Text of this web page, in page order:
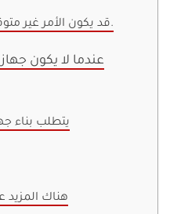
قد يكون الأمر غير متوقع، ولكنه منطقي.
عندما لا يكون
يتطلب بناء
هناك المزيد